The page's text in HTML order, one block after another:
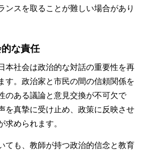
ンスを取ることが難しい場合があり
な責任
本社会は政治的な対話の重要性を再
す。政治家と市民の間の信頼関係を
のある議論と意見交換が不可欠で
を真摯に受け止め、政策に反映させ
求められます。
ても、教師が持つ政治的信念と教育